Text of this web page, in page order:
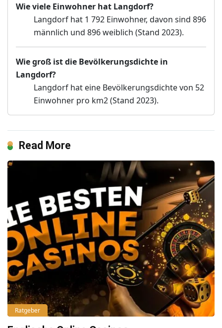
Wie viele Einwohner hat Langdorf?
Langdorf hat 1 792 Einwohner, davon sind 896
männlich und 896 weiblich (Stand 2023).
Wie groß ist die Bevölkerungsdichte in
Langdorf?
Langdorf hat eine Bevölkerungsdichte von 52
Einwohner pro km2 (Stand 2023).
Read More
Ratgeber